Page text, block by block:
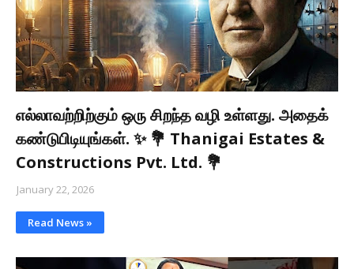
எல்லாவற்றிற்கும் ஒரு சிறந்த வழி உள்ளது. அதைக்
கண்டுபிடியுங்கள். ✨ 💐 Thanigai Estates &
Constructions Pvt. Ltd. 💐
January 22, 2026
Read News »